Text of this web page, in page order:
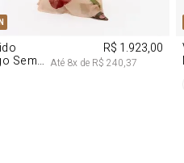
G
Sem
R$ 1.923,00
Até 8x de R$ 240,37